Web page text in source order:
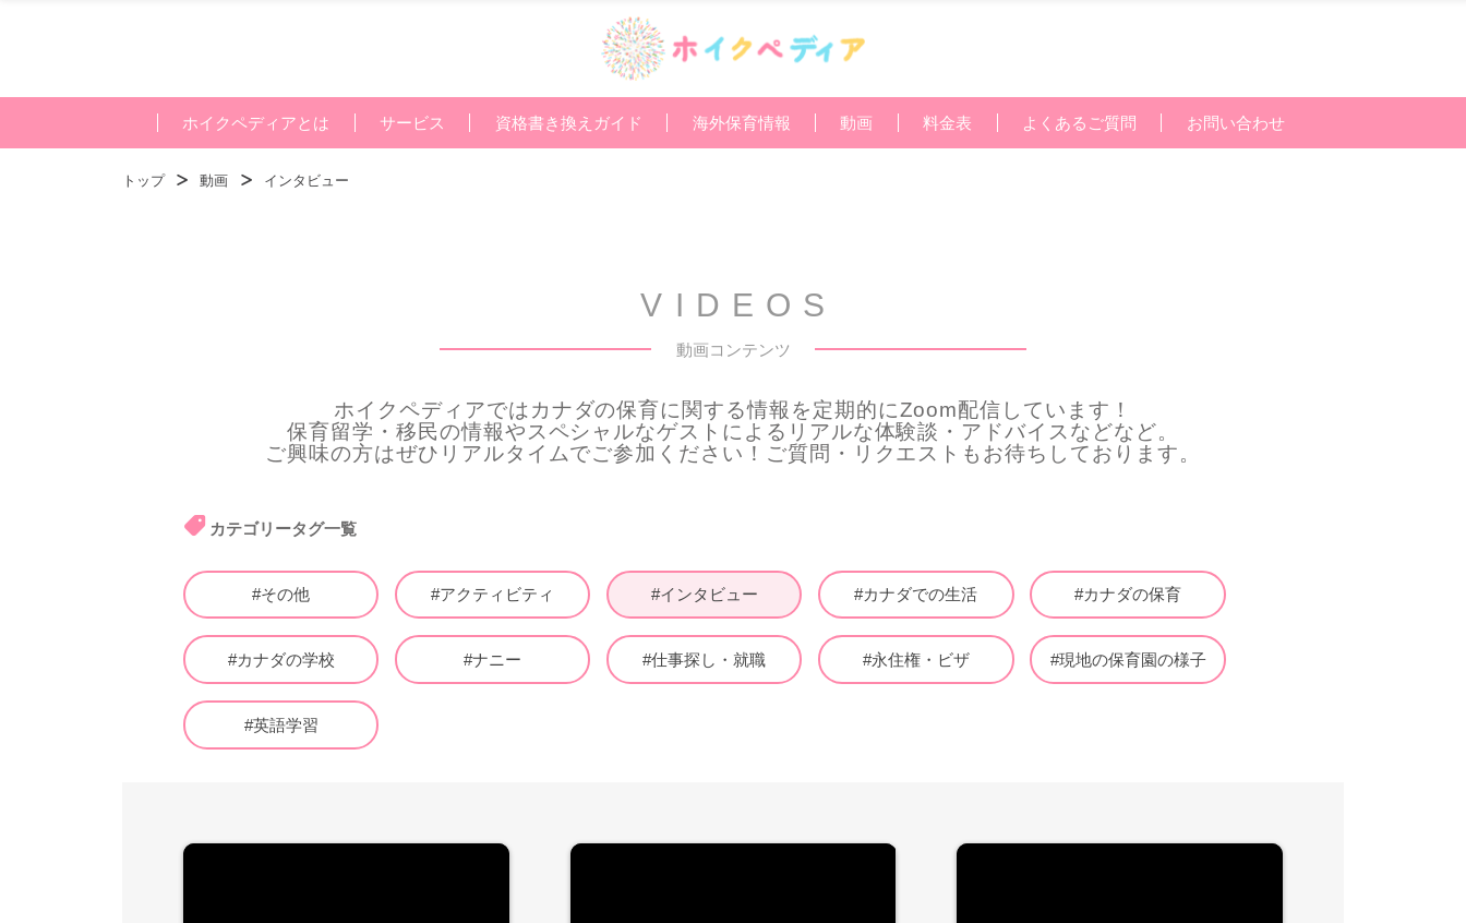
ホイクペディアとは サービス 資格書き換えガイド 海外保育情報 動画 料金表 よくあるご質問 お問い合わせ
トップ 動画 インタビュー
VIDEOS
動画コンテンツ
ホイクペディアではカナダの保育に関する情報を定期的にZoom配信しています！
保育留学・移民の情報やスペシャルなゲストによるリアルな体験談・アドバイスなどなど。
ご興味の方はぜひリアルタイムでご参加ください！ご質問・リクエストもお待ちしております。
カテゴリータグ一覧
#その他 #アクティビティ #インタビュー #カナダでの生活 #カナダの保育
#カナダの学校 #ナニー #仕事探し・就職 #永住権・ビザ #現地の保育園の様子
#英語学習